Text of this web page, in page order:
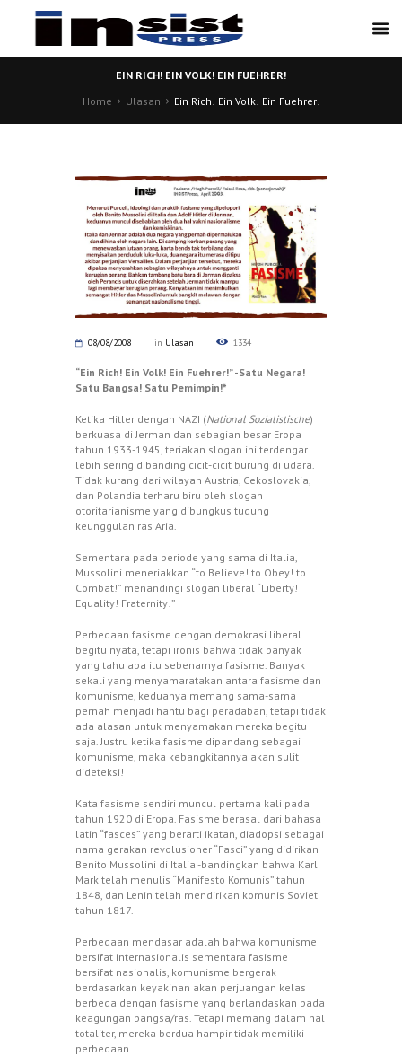
EIN RICH! EIN VOLK! EIN FUEHRER!
Home
Ulasan Ein Rich! Ein Volk! Ein Fuehrer!
08/08/2008 in Ulasan 1334
“Ein Rich! Ein Volk! Ein Fuehrer!” -Satu Negara!
Satu Bangsa! Satu Pemimpin!*
Ketika Hitler dengan NAZI (National Sozialistische)
berkuasa di Jerman dan sebagian besar Eropa
tahun 1933-1945, teriakan slogan ini terdengar
lebih sering dibanding cicit-cicit burung di udara.
Tidak kurang dari wilayah Austria, Cekoslovakia,
dan Polandia terharu biru oleh slogan
otoritarianisme yang dibungkus tudung
keunggulan ras Aria.
Sementara pada periode yang sama di Italia,
Mussolini meneriakkan “to Believe! to Obey! to
Combat!” menandingi slogan liberal “Liberty!
Equality! Fraternity!”
Perbedaan fasisme dengan demokrasi liberal
begitu nyata, tetapi ironis bahwa tidak banyak
yang tahu apa itu sebenarnya fasisme. Banyak
sekali yang menyamaratakan antara fasisme dan
komunisme, keduanya memang sama-sama
pernah menjadi hantu bagi peradaban, tetapi tidak
ada alasan untuk menyamakan mereka begitu
saja. Justru ketika fasisme dipandang sebagai
komunisme, maka kebangkitannya akan sulit
dideteksi!
Kata fasisme sendiri muncul pertama kali pada
tahun 1920 di Eropa. Fasisme berasal dari bahasa
latin “fasces” yang berarti ikatan, diadopsi sebagai
nama gerakan revolusioner “Fasci” yang didirikan
Benito Mussolini di Italia -bandingkan bahwa Karl
Mark telah menulis “Manifesto Komunis” tahun
1848, dan Lenin telah mendirikan komunis Soviet
tahun 1817.
Perbedaan mendasar adalah bahwa komunisme
bersifat internasionalis sementara fasisme
bersifat nasionalis, komunisme bergerak
berdasarkan keyakinan akan perjuangan kelas
berbeda dengan fasisme yang berlandaskan pada
keagungan bangsa/ras. Tetapi memang dalam hal
totaliter, mereka berdua hampir tidak memiliki
perbedaan.